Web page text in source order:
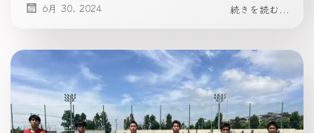
6月 30, 2024 続きを読む...